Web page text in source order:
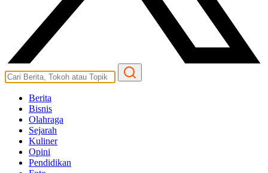
Berita
Bisnis
Olahraga
Sejarah
Kuliner
Opini
Pendidikan